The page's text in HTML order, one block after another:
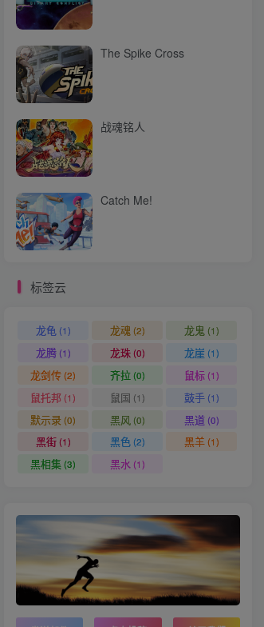
使命召唤/COD 不要问，问就回答没有
God of War Ragnarök战神5诸神黄昏降 Palworld / 幻兽帕鲁
The Spike Cross
战魂铭人
Catch Me!
标签云
龙龟 (1) 龙魂 (2) 龙鬼 (1)
龙腾(1) 龙珠(0) 龙崖 (1)
龙剑传(2) 齐拉(0) 鼠标(1)
鼠托邦 (1) 鼠国 (1) 鼓手(1)
默示录(0) 黑风 (0) 黑道(0)
黑街(1) 黑色(2) 黑羊(1)
黑相集(3) 黑水(1)